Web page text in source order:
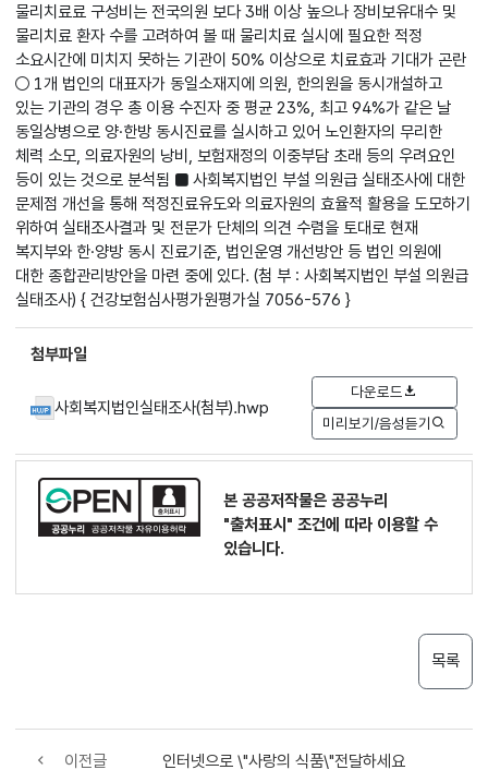
물리치료료 구성비는 전국의원 보다 3배 이상 높으나 장비보유대수 및
물리치료 환자 수를 고려하여 볼 때 물리치료 실시에 필요한 적정
소요시간에 미치지 못하는 기관이 50% 이상으로 치료효과 기대가 곤란
○ 1개 법인의 대표자가 동일소재지에 의원, 한의원을 동시개설하고
있는 기관의 경우 총 이용 수진자 중 평균 23%, 최고 94%가 같은 날
동일상병으로 양·한방 동시진료를 실시하고 있어 노인환자의 무리한
체력 소모, 의료자원의 낭비, 보험재정의 이중부담 초래 등의 우려요인
등이 있는 것으로 분석됨 ■ 사회복지법인 부설 의원급 실태조사에 대한
문제점 개선을 통해 적정진료유도와 의료자원의 효율적 활용을 도모하기
위하여 실태조사결과 및 전문가 단체의 의견 수렴을 토대로 현재
복지부와 한·양방 동시 진료기준, 법인운영 개선방안 등 법인 의원에
대한 종합관리방안을 마련 중에 있다. (첨 부 : 사회복지법인 부설 의원급
실태조사) { 건강보험심사평가원평가실 7056-576 }
첨부파일
사회복지법인실태조사(첨부).hwp
다운로드
미리보기/음성듣기
본 공공저작물은 공공누리
"출처표시" 조건에 따라 이용할 수
있습니다.
목록
이전글 인터넷으로 \"사랑의 식품\"전달하세요